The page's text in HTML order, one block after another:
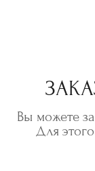
Вы можете
Для